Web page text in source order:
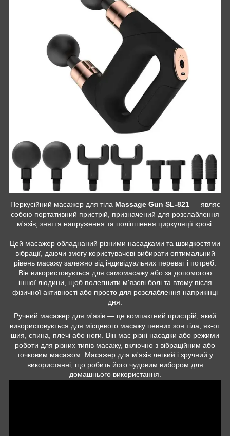
Перкусійний масажер для тіла Massage Gun SL-821 — являє
собою портативний пристрій, призначений для розслаблення
м'язів, зняття напруження та поліпшення циркуляції крові.
Цей масажер обладнаний різними насадками та швидкостями
вібрації, даючи змогу користувачеві вибирати оптимальний
рівень масажу залежно від індивідуальних переваг і потреб.
Він використовується для самомасажу або за допомогою
іншої людини, щоб полегшити м'язові болі та втому після
фізичної активності або просто для розслаблення наприкінці
дня.
Ручний масажер для м'язів — це компактний пристрій, який
використовується для місцевого масажу певних зон тіла, як-от
шия, спина, плечі або ноги. Він має різні насадки або режими
роботи для різних типів масажу, включно з вібраційним або
точковим масажом. Масажер для м'язів легкий і зручний у
використанні, що робить його чудовим вибором для
домашнього використання.